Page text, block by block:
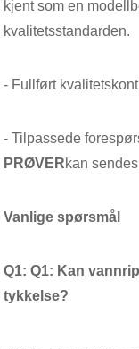
kjent som en
kvalitetsstandarden.
- Fullført
- Tilpassede
PRØVERkan
Vanlige spørsmål
Q1: Q1: Kan
tykkelse?